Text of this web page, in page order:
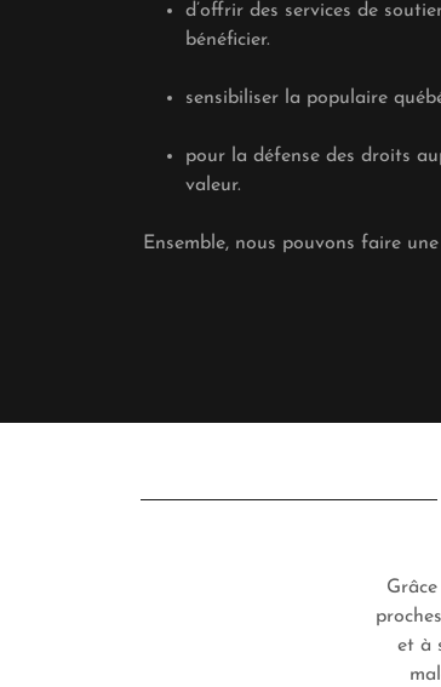
d’offrir des services de
bénéficier.
sensibiliser la populaire
pour la défense des droits
valeur.
Ensemble, nous pouvons faire
et à